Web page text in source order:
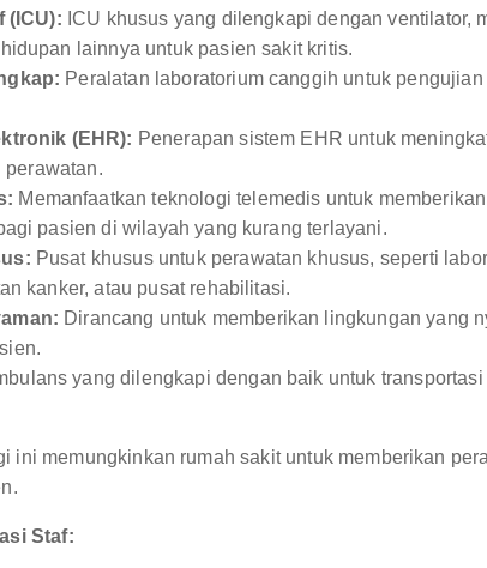
(ICU): ICU khusus yang dilengkapi dengan ventilator,
lainnya untuk pasien sakit kritis.
Peralatan laboratorium canggih untuk
(EHR): Penerapan sistem EHR untuk
Memanfaatkan teknologi telemedis untuk
pasien di wilayah yang kurang terlayani.
Pusat khusus untuk perawatan khusus, seperti
kanker, atau pusat rehabilitasi.
Dirancang untuk memberikan lingkungan yang
yang dilengkapi dengan baik untuk
ini memungkinkan rumah sakit untuk memberikan
Staf: